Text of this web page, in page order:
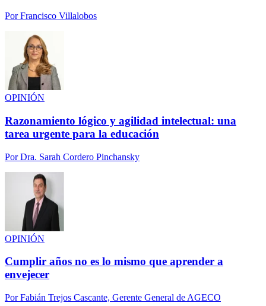
PorFrancisco Villalobos
OPINIÓN
Razonamiento lógico y agilidad intelectual: una
tarea urgente para la educación
PorDra. Sarah Cordero Pinchansky
OPINIÓN
Cumplir años no es lo mismo que aprender a
envejecer
PorFabián Trejos Cascante, Gerente General de AGECO